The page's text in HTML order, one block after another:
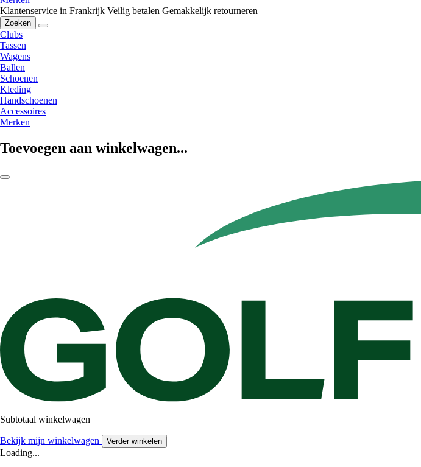
Klantenservice in Frankrijk Veilig betalen Gemakkelijk retourneren
Zoeken
Clubs
Tassen
Wagens
Ballen
Schoenen
Kleding
Handschoenen
Accessoires
Merken
Toevoegen aan winkelwagen...
Subtotaal winkelwagen
Bekijk mijn winkelwagen Verder winkelen
Loading...